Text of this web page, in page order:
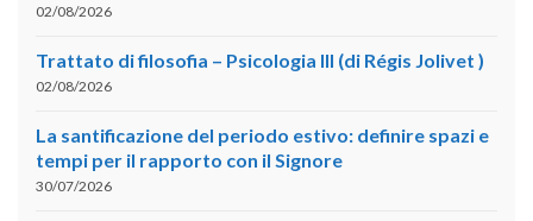
02/08/2026
Trattato di filosofia – Psicologia III (di Régis Jolivet )
02/08/2026
La santificazione del periodo estivo: definire spazi e
tempi per il rapporto con il Signore
30/07/2026